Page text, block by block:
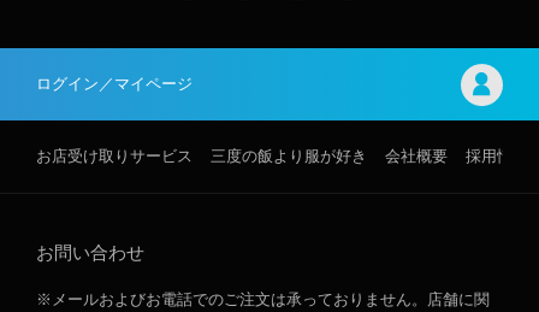
ログイン／マイページ
お店受け取りサービス 三度の飯より服が好き 会社概要 採用情報
お問い合わせ
※メールおよびお電話でのご注文は承っておりません。店舗に関